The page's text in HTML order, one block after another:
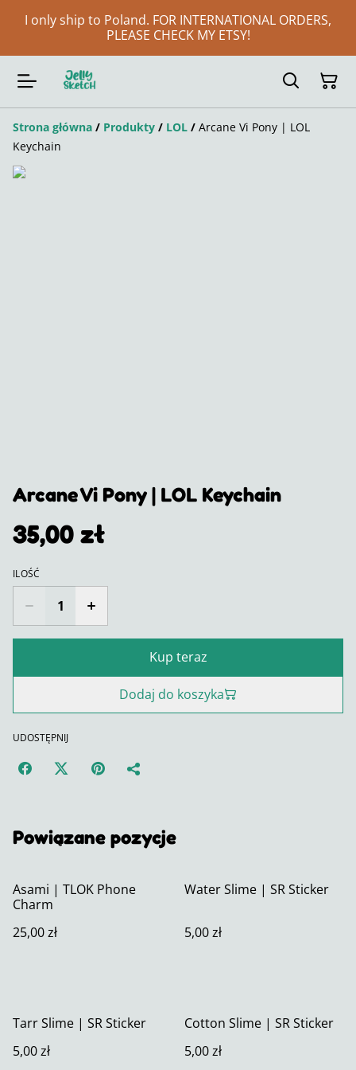
I only ship to Poland. FOR INTERNATIONAL ORDERS,
PLEASE CHECK MY ETSY!
Strona główna / Produkty / LOL / Arcane Vi Pony | LOL
Keychain
Arcane Vi Pony | LOL Keychain
35,00 zł
ILOŚĆ
Kup teraz
Dodaj do koszyka
UDOSTĘPNIJ
Powiązane pozycje
Asami | TLOK Phone
Charm
25,00 zł
Water Slime | SR Sticker
5,00 zł
Tarr Slime | SR Sticker
5,00 zł
Cotton Slime | SR Sticker
5,00 zł